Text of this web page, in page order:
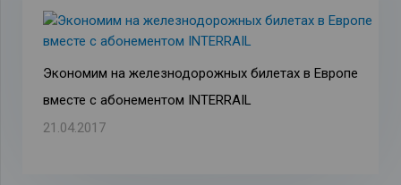
Экономим на железнодорожных билетах в Европе
вместе с абонементом INTERRAIL
21.04.2017